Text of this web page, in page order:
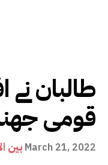
طالبان نے
قومی
بین March 21, 2022